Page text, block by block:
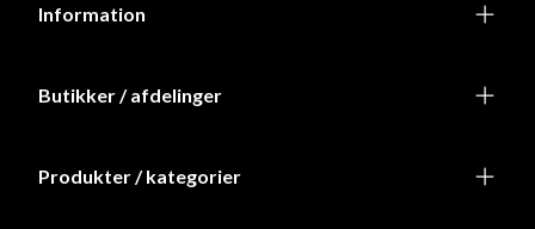
Information
Butikker / afdelinger
Produkter / kategorier